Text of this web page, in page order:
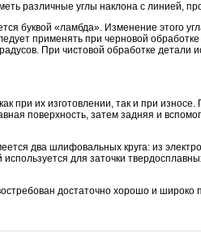
различные углы наклона с линией,
буквой «ламбда». Изменение этого
применять при черновой
При чистовой обработке
при их изготовлении, так и при
поверхность, затем задняя и
два шлифовальных круга: из
для заточки
достаточно хорошо и